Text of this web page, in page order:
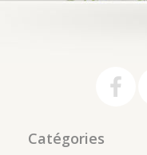
Catégories